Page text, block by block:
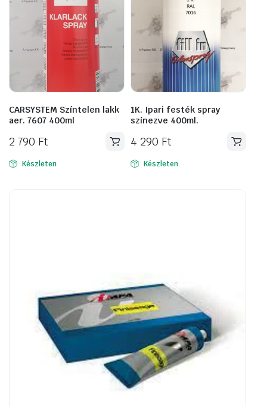
CARSYSTEM Színtelen lakk
aer. 7607 400ml
2 790 Ft
Készleten
1K. Ipari festék spray
színezve 400ml.
4 290 Ft
Készleten